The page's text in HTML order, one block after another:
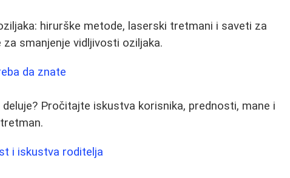
hirurške metode, laserski tretmani i saveti za
smanjenje vidljivosti oziljaka.
da znate
Pročitajte iskustva korisnika, prednosti, mane i
i iskustva roditelja